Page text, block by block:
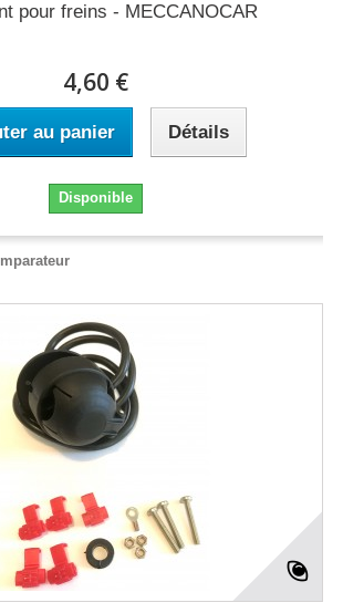
pour freins - MECCANOCAR
4,60 €
au panier Détails
Disponible